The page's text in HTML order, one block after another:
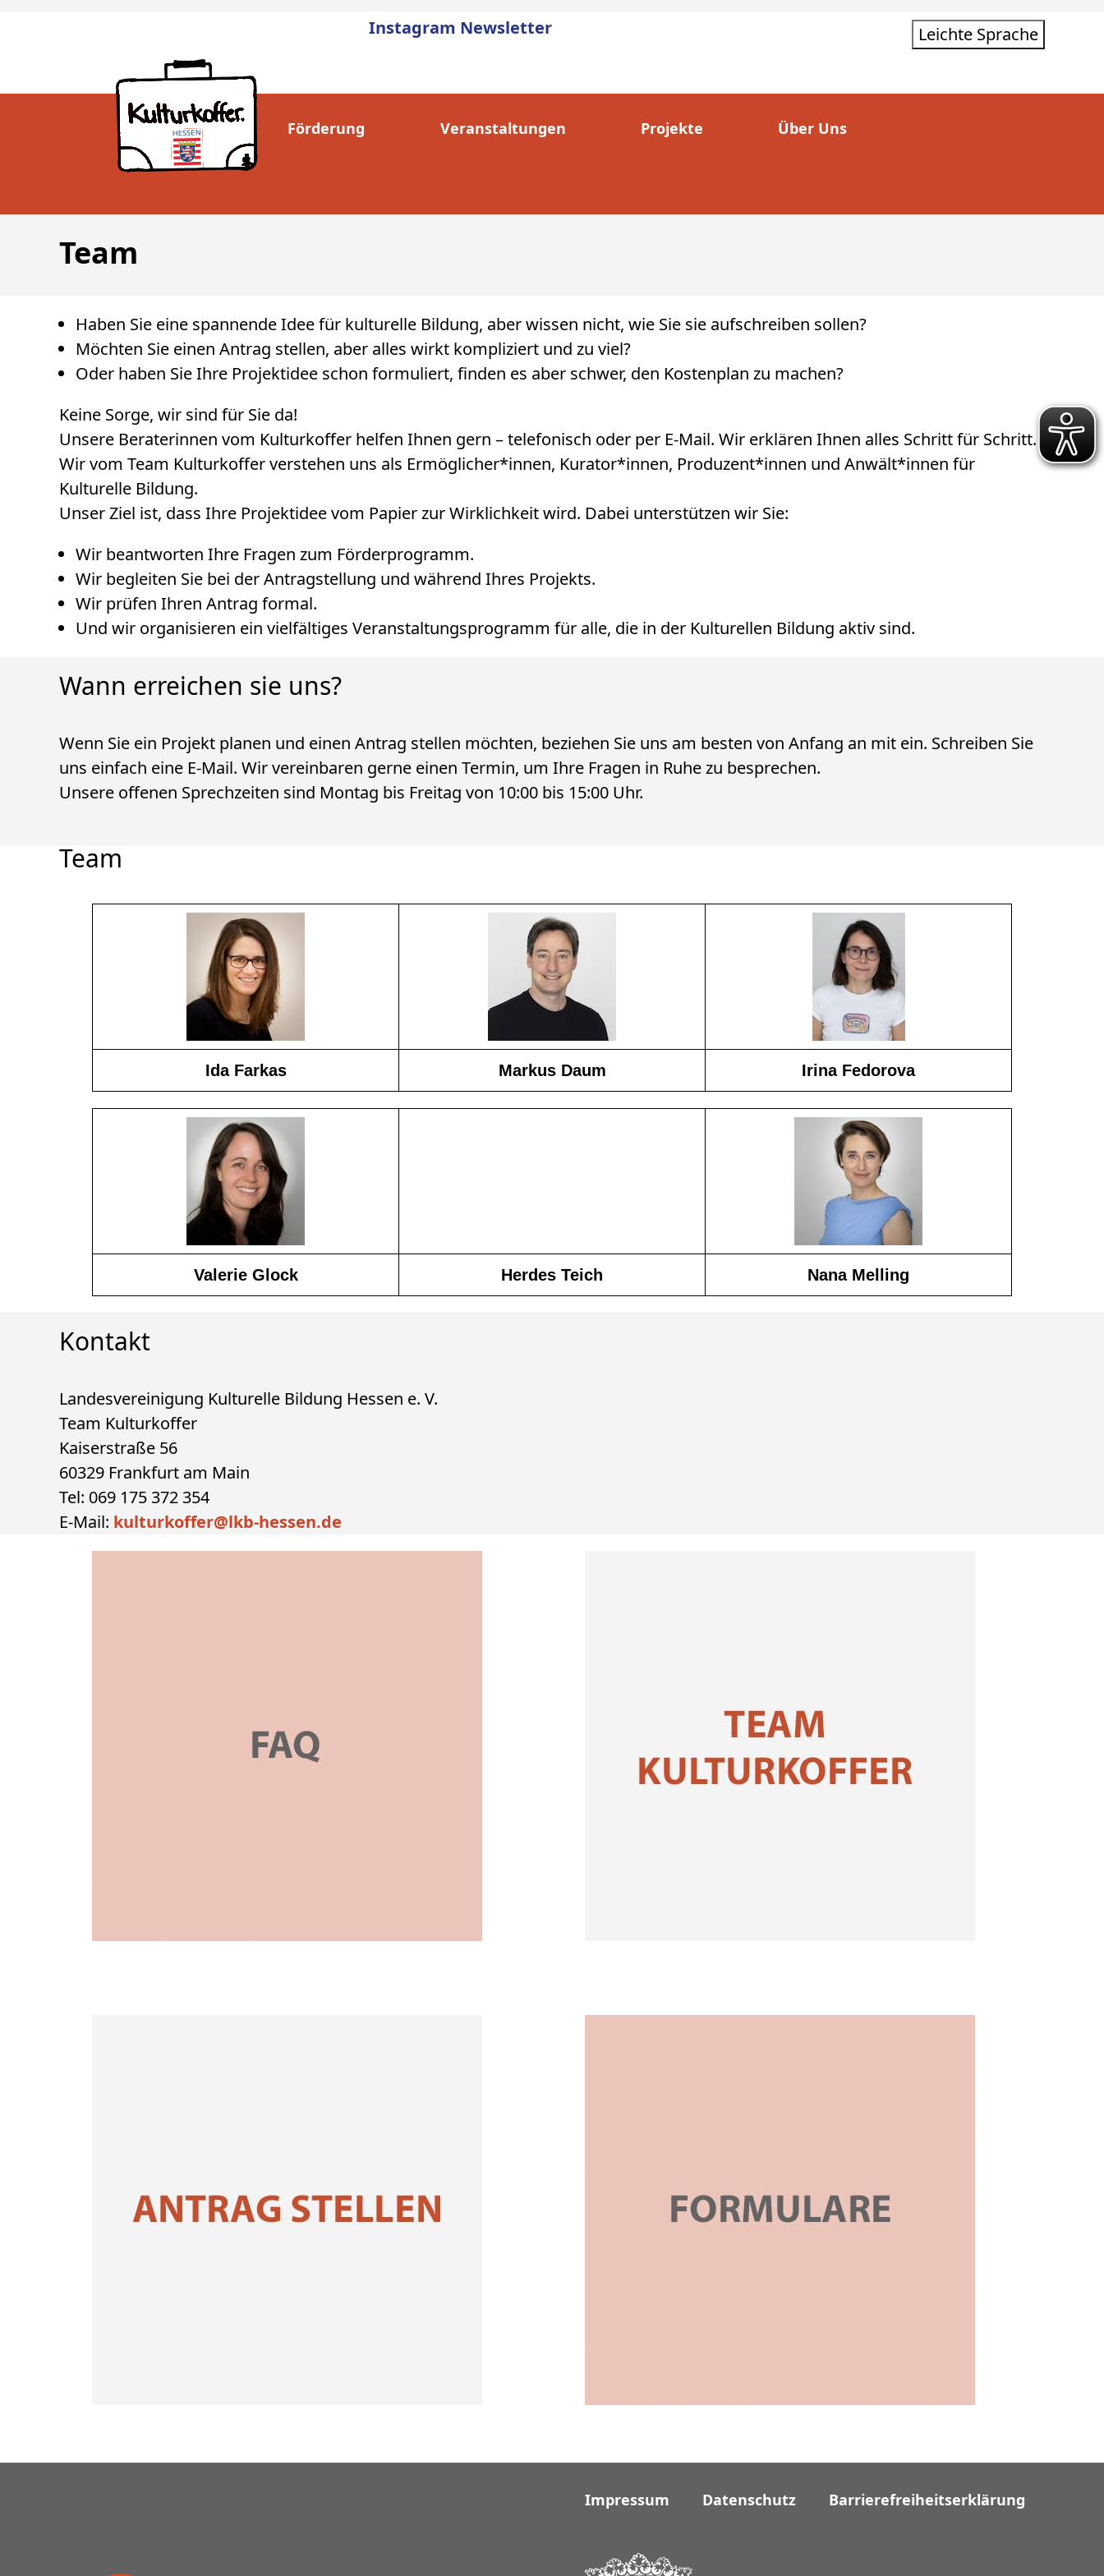
Instagram Newsletter Leichte Sprache
Förderung Veranstaltungen Projekte Über Uns
Team
Haben Sie eine spannende Idee für kulturelle Bildung, aber wissen nicht, wie Sie sie aufschreiben sollen?
Möchten Sie einen Antrag stellen, aber alles wirkt kompliziert und zu viel?
Oder haben Sie Ihre Projektidee schon formuliert, finden es aber schwer, den Kostenplan zu machen?
Keine Sorge, wir sind für Sie da!
Unsere Beraterinnen vom Kulturkoffer helfen Ihnen gern – telefonisch oder per E-Mail. Wir erklären Ihnen alles Schritt für Schritt.
Wir vom Team Kulturkoffer verstehen uns als Ermöglicher*innen, Kurator*innen, Produzent*innen und Anwält*innen für
Kulturelle Bildung.
Unser Ziel ist, dass Ihre Projektidee vom Papier zur Wirklichkeit wird. Dabei unterstützen wir Sie:
Wir beantworten Ihre Fragen zum Förderprogramm.
Wir begleiten Sie bei der Antragstellung und während Ihres Projekts.
Wir prüfen Ihren Antrag formal.
Und wir organisieren ein vielfältiges Veranstaltungsprogramm für alle, die in der Kulturellen Bildung aktiv sind.
Wann erreichen sie uns?
Wenn Sie ein Projekt planen und einen Antrag stellen möchten, beziehen Sie uns am besten von Anfang an mit ein. Schreiben Sie
uns einfach eine E-Mail. Wir vereinbaren gerne einen Termin, um Ihre Fragen in Ruhe zu besprechen.
Unsere offenen Sprechzeiten sind Montag bis Freitag von 10:00 bis 15:00 Uhr.
Team
Ida Farkas Markus Daum Irina Fedorova
Valerie Glock Herdes Teich Nana Melling
Kontakt
Landesvereinigung Kulturelle Bildung Hessen e. V.
Team Kulturkoffer
Kaiserstraße 56
60329 Frankfurt am Main
Tel: 069 175 372 354
E-Mail: kulturkoffer@lkb-hessen.de
Impressum Datenschutz Barrierefreiheitserklärung